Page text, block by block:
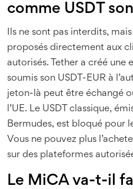
comme USDT
Ils ne sont pas interdits,
proposés directement aux
autorisés. Tether a créé une
soumis son USDT-EUR à
jeton-là peut être échangé
l’UE. Le USDT classique,
Bermudes, est bloqué pour
Vous ne pouvez plus
sur des plateformes
Le MiCA va-t-il